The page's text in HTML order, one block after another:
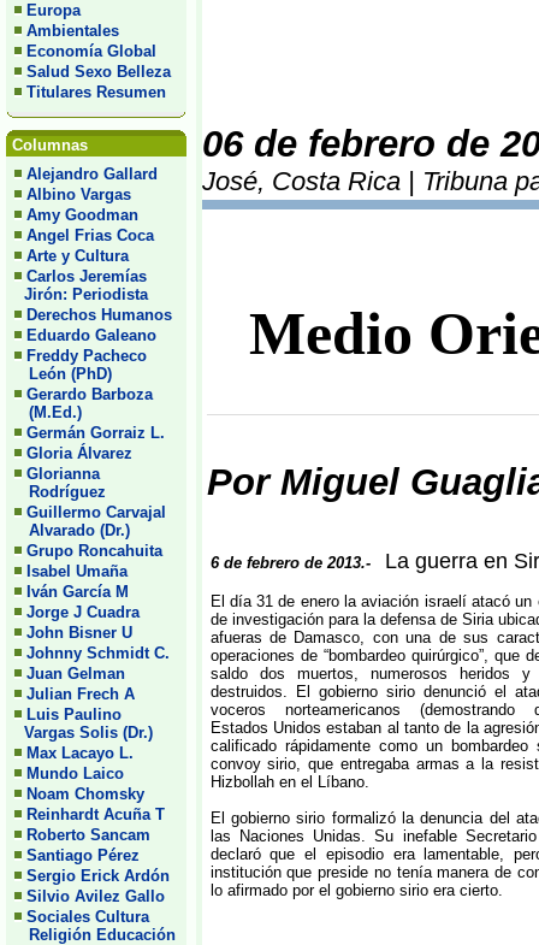
Europa
Ambientales
Economía Global
Salud Sexo Belleza
Titulares Resumen
Columnas
Alejandro Gallard
Albino Vargas
Amy Goodman
Angel Frias Coca
Arte y Cultura
Carlos Jeremías
Jirón: Periodista
Derechos Humanos
Eduardo Galeano
Freddy Pacheco
León (PhD)
Gerardo Barboza
(M.Ed.)
Germán Gorraiz L.
Gloria Álvarez
Glorianna
Rodríguez
Guillermo Carvajal
Alvarado (Dr.)
Grupo Roncahuita
Isabel Umaña
Iván García M
Jorge J Cuadra
John Bisner U
Johnny Schmidt C.
Juan Gelman
Julian Frech A
Luis Paulino
Vargas Solis (Dr.)
Max Lacayo L.
Mundo Laico
Noam Chomsky
Reinhardt Acuña T
Roberto Sancam
Santiago Pérez
Sergio Erick Ardón
Silvio Avilez Gallo
Sociales Cultura
Religión Educación
06 de febrero de
José, Costa Rica | Tribuna
Medio
Por Miguel
6 de febrero de 2013.- La guerra en
El día 31 de enero la aviación israelí atacó un
de investigación para la defensa de Siria
afueras de Damasco, con una de sus
operaciones de “bombardeo quirúrgico”, que
saldo dos muertos, numerosos heridos y
destruidos. El gobierno sirio denunció el
voceros norteamericanos
Estados Unidos estaban al tanto de la
calificado rápidamente como un bombardeo
convoy sirio, que entregaba armas a la
Hizbollah en el Líbano.
El gobierno sirio formalizó la denuncia del
las Naciones Unidas. Su inefable
declaró que el episodio era lamentable,
institución que preside no tenía manera de
lo afirmado por el gobierno sirio era cierto.